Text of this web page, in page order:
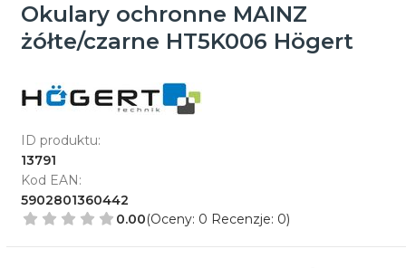
Okulary ochronne MAINZ
żółte/czarne HT5K006 Högert
ID produktu:
13791
Kod EAN:
5902801360442
0.00(Oceny: 0 Recenzje: 0)